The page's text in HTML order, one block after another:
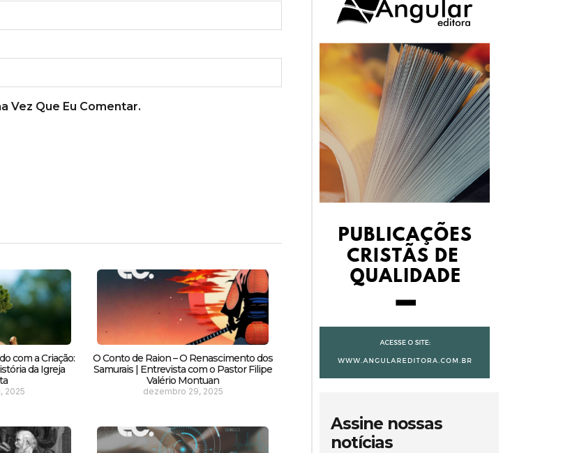
Vez Que Eu Comentar.
com a Criação:
da Igreja
2025
O Conto de Raion – O Renascimento dos
Samurais | Entrevista com o Pastor Filipe
Valério Montuan
dezembro 29, 2025
Assine nossas
notícias